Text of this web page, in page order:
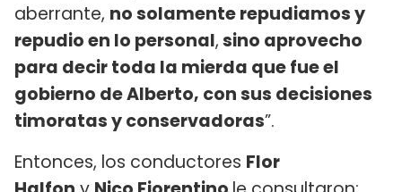
aberrante, no solamente repudiamos y
repudio en lo personal,sino aprovecho
para decir toda la mierda que fue el
gobierno de Alberto, con sus decisiones
timoratas y conservadoras”.
Entonces, los conductores Flor